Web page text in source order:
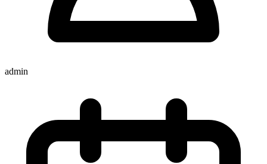
admin